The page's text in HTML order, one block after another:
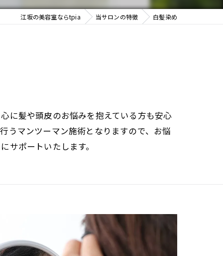
江坂の美容室ならtpia 当サロンの特徴 白髪染め
に髪や頭皮のお悩みを抱えている方も安心
うマンツーマン施術となりますので、お悩
サポートいたします。